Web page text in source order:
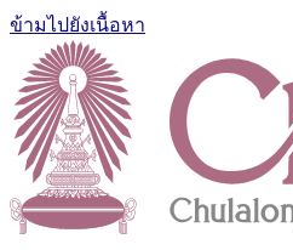
ข้ามไปยังเนื้อหา